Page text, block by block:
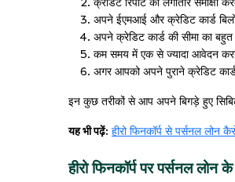
क्रेडिट रिपोर्ट की लगातार
अपने ईएमआई और क्रेडिट कार्ड
अपने क्रेडिट कार्ड की सीमा का
कम समय में एक से ज्यादा आवेदन
अगर आपको अपने पुराने क्रेडिट
इन कुछ तरीकों से आप अपने बिगड़े हुए
यह भी पढ़ें: हीरो फिनकॉर्प से पर्सनल लोन
हीरो फिनकॉर्प पर पर्सनल